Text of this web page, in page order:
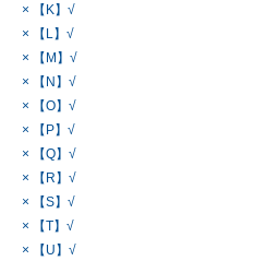
× 【K】√
× 【L】√
× 【M】√
× 【N】√
× 【O】√
× 【P】√
× 【Q】√
× 【R】√
× 【S】√
× 【T】√
× 【U】√